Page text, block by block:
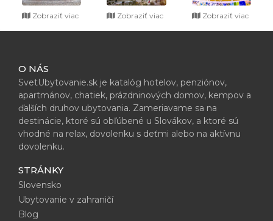
Zobraziť viac Zobraziť viac Zobraziť viac
O NÁS
SvetUbytovanie.sk je katalóg hotelov, penziónov,
apartmánov, chatiek, prázdninových domov, kempov a
ďalších druhov ubytovania. Zameriavame sa na
destinácie, ktoré sú obľúbené u Slovákov, a ktoré sú
vhodné na relax, dovolenku s deťmi alebo na aktívnu
dovolenku.
STRÁNKY
Slovensko
Ubytovanie v zahraničí
Blog